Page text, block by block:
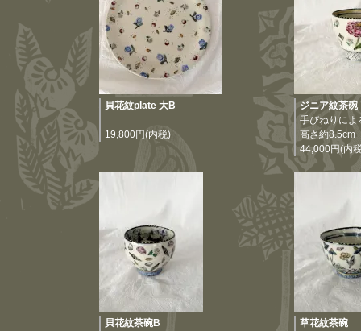
貝花紋plate 大B
19,800円(内税)
ジニア紋茶碗
手びねりによ
高さ約8.5cm
44,000円(内
貝花紋茶碗B
草花紋茶碗